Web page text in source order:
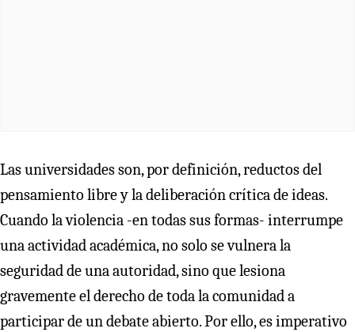
Las universidades son, por definición, reductos del
pensamiento libre y la deliberación crítica de ideas.
Cuando la violencia -en todas sus formas- interrumpe
una actividad académica, no solo se vulnera la
seguridad de una autoridad, sino que lesiona
gravemente el derecho de toda la comunidad a
participar de un debate abierto. Por ello, es imperativo